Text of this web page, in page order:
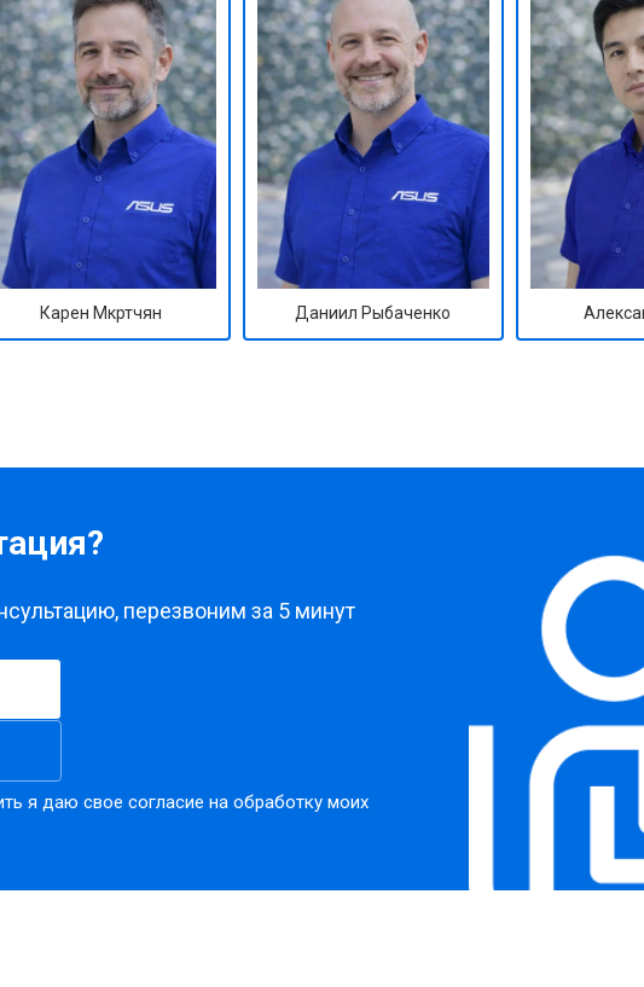
Карен Мкртчян Даниил Рыбаченко
перезвоним за 5 минут
я даю свое согласие на обработку моих